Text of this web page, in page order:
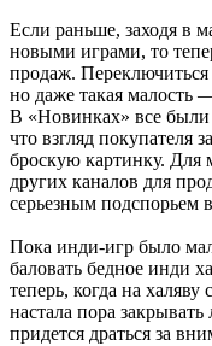
Если раньше, заходя в
новыми играми, то
продаж.
но даже такая малость
В «Новинках» все
что взгляд покупателя
броскую картинку. Для
других каналов для
серьезным подспорьем
Пока инди-игр было
баловать бедное инди
теперь, когда на
настала пора
придется драться за